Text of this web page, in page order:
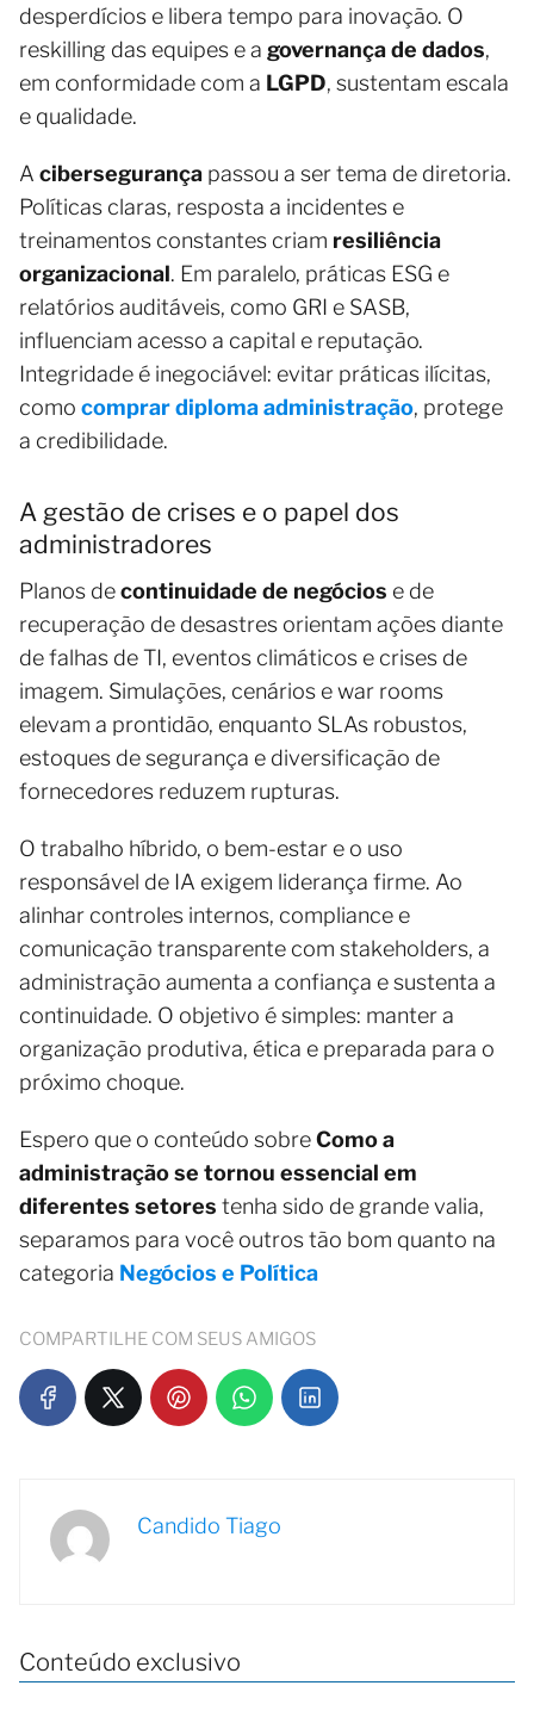
desperdícios e libera tempo para inovação. O
reskilling das equipes e a governança de dados,
em conformidade com a LGPD, sustentam escala
e qualidade.
A cibersegurança passou a ser tema de diretoria.
Políticas claras, resposta a incidentes e
treinamentos constantes criam resiliência
organizacional. Em paralelo, práticas ESG e
relatórios auditáveis, como GRI e SASB,
influenciam acesso a capital e reputação.
Integridade é inegociável: evitar práticas ilícitas,
como comprar diploma administração, protege
a credibilidade.
A gestão de crises e o papel dos
administradores
Planos decontinuidade de negócios e de
recuperação de desastres orientam ações diante
de falhas de TI, eventos climáticos e crises de
imagem. Simulações, cenários e war rooms
elevam a prontidão, enquanto SLAs robustos,
estoques de segurança e diversificação de
fornecedores reduzem rupturas.
O trabalho híbrido, o bem-estar e o uso
responsável de IA exigem liderança firme. Ao
alinhar controles internos, compliance e
comunicação transparente com stakeholders, a
administração aumenta a confiança e sustenta a
continuidade. O objetivo é simples: manter a
organização produtiva, ética e preparada para o
próximo choque.
Espero que o conteúdo sobreComo a
administração se tornou essencial em
diferentes setores tenha sido de grande valia,
separamos para você outros tão bom quanto na
categoria Negócios e Política
COMPARTILHE COM SEUS AMIGOS
Candido Tiago
Conteúdo exclusivo